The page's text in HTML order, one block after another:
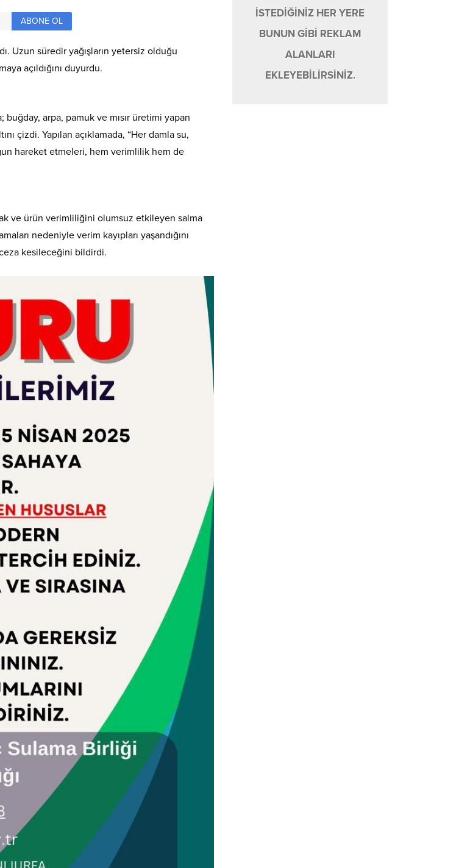
ABONE OL
Uzun süredir yağışların yetersiz olduğu
açıldığını duyurdu.
arpa, pamuk ve mısır üretimi yapan
çizdi. Yapılan açıklamada, “Her damla su,
hareket etmeleri, hem verimlilik hem de
ve ürün verimliliğini olumsuz etkileyen salma
nedeniyle verim kayıpları yaşandığını
kesileceğini bildirdi.
İSTEDİĞİNİZ HER YERE
BUNUN GİBİ REKLAM
ALANLARI
EKLEYEBİLİRSİNİZ.